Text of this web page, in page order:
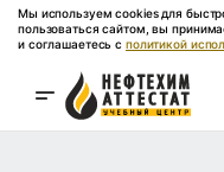
Мы используем cookies для
пользоваться сайтом, вы
и соглашаетесь с политикой